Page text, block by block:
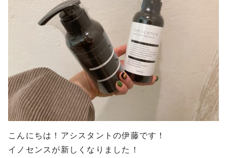
こんにちは！アシスタントの伊藤です！
イノセンスが新しくなりました！